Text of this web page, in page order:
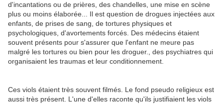
d'incantations ou de prières, des chandelles, une mise en scène
plus ou moins élaborée... Il est question de drogues injectées aux
enfants, de prises de sang, de tortures physiques et
psychologiques, d'avortements forcés. Des médecins étaient
souvent présents pour s'assurer que l'enfant ne meure pas
malgré les tortures ou bien pour les droguer., des psychiatres qui
organisaient les traumas et leur conditionnement.
Ces viols étaient très souvent filmés. Le fond pseudo religieux est
aussi très présent. L'une d'elles raconte qu'ils justifiaient les viols